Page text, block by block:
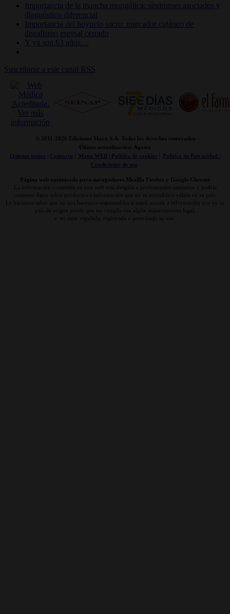
Importancia de la mancha mongólica: síndromes asociados y
diagnóstico diferencial
Importancia del hoyuelo sacro: marcador cutáneo de
disrafismo espinal cerrado
Y ya son 63 años…
Suscribirse a este canal RSS
© 2011- 2026 Ediciones Mayo S.A. Todos los derechos reservados
Última actualización: Agosto
Quienes somos| Contacto Mapa WEB| Politica de cookies|
Politica de Privacidad /
Condiciones de uso
Página web optimizada para navegadores Mozilla Firefox y Google Chrome
La información contenida en esta web está dirigida a profesionales sanitarios y podría
contener datos sobre productos o información que no es accesible o válida en su país.
Le hacemos saber que no nos hacemos responsables si usted accede a información que en su
país de origen puede que no cumpla con algún requerimiento legal,
o no estar regulada, registrada o autorizado su uso.